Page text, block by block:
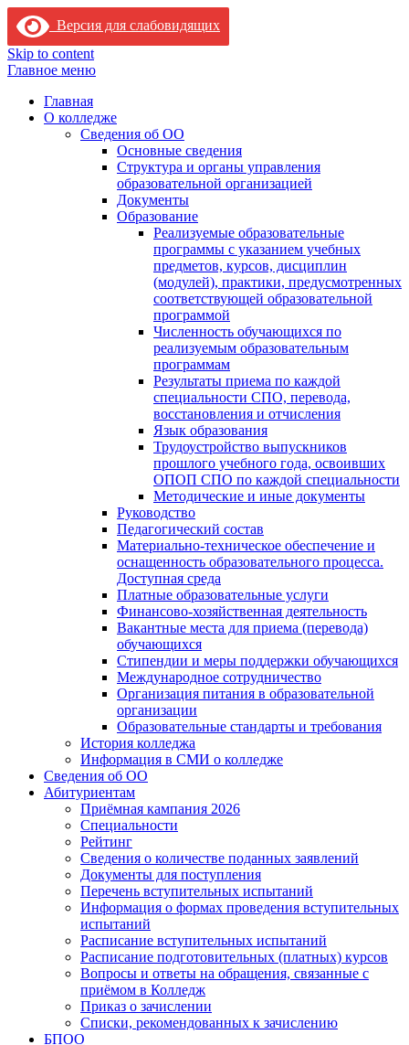
Версия для слабовидящих
Skip to content
Главное меню
Главная
О колледже
Сведения об ОО
Основные сведения
Структура и органы управления
образовательной организацией
Документы
Образование
Реализуемые образовательные
программы с указанием учебных
предметов, курсов, дисциплин
(модулей), практики, предусмотренных
соответствующей образовательной
программой
Численность обучающихся по
реализуемым образовательным
программам
Результаты приема по каждой
специальности СПО, перевода,
восстановления и отчисления
Язык образования
Трудоустройство выпускников
прошлого учебного года, освоивших
ОПОП СПО по каждой специальности
Методические и иные документы
Руководство
Педагогический состав
Материально-техническое обеспечение и
оснащенность образовательного процесса.
Доступная среда
Платные образовательные услуги
Финансово-хозяйственная деятельность
Вакантные места для приема (перевода)
обучающихся
Стипендии и меры поддержки обучающихся
Международное сотрудничество
Организация питания в образовательной
организации
Образовательные стандарты и требования
История колледжа
Информация в СМИ о колледже
Сведения об ОО
Абитуриентам
Приёмная кампания 2026
Специальности
Рейтинг
Сведения о количестве поданных заявлений
Документы для поступления
Перечень вступительных испытаний
Информация о формах проведения вступительных
испытаний
Расписание вступительных испытаний
Расписание подготовительных (платных) курсов
Вопросы и ответы на обращения, связанные с
приёмом в Колледж
Приказ о зачислении
Списки, рекомендованных к зачислению
БПОО